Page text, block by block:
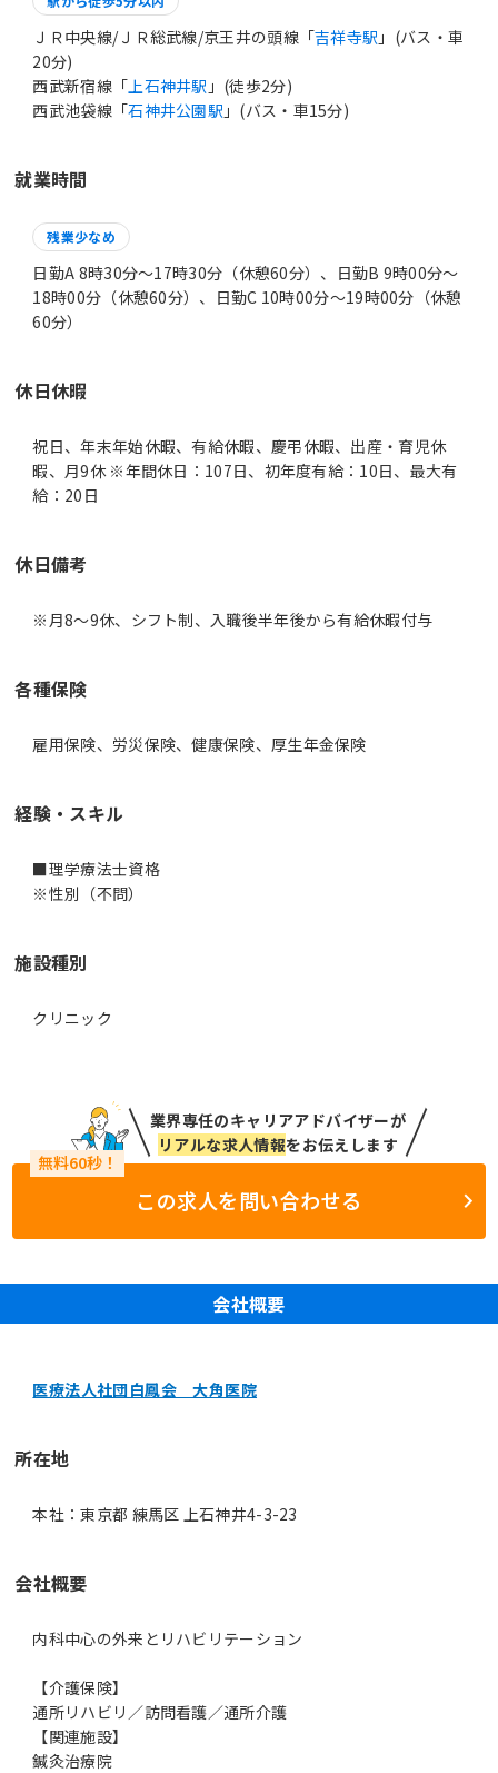
ＪＲ中央線/ＪＲ総武線/京王井の頭線「吉祥寺駅 」(バス・車
20分)
西武新宿線「 上石神井駅 」(徒歩2分)
西武池袋線「石神井公園駅 」(バス・車15分)
就業時間
残業少なめ
日勤A 8時30分〜17時30分（休憩60分）、日勤B 9時00分〜
18時00分（休憩60分）、日勤C 10時00分〜19時00分（休憩
60分）
休日休暇
祝日、年末年始休暇、有給休暇、慶弔休暇、出産・育児休
暇、月9休 ※年間休日：107日、初年度有給：10日、最大有
給：20日
休日備考
※月8～9休、シフト制、入職後半年後から有給休暇付与
各種保険
雇用保険、労災保険、健康保険、厚生年金保険
経験・スキル
■理学療法士資格
施設種別
クリニック
業界専任のキャリアアドバイザーが
リアルな求人情報をお伝えします
この求人を問い合わせる
会社概要
医療法人社団白鳳会 大角医院
所在地
本社：東京都 練馬区 上石神井4-3-23
会社概要
内科中心の外来とリハビリテーション
【介護保険】
通所リハビリ／訪問看護／通所介護
【関連施設】
鍼灸治療院